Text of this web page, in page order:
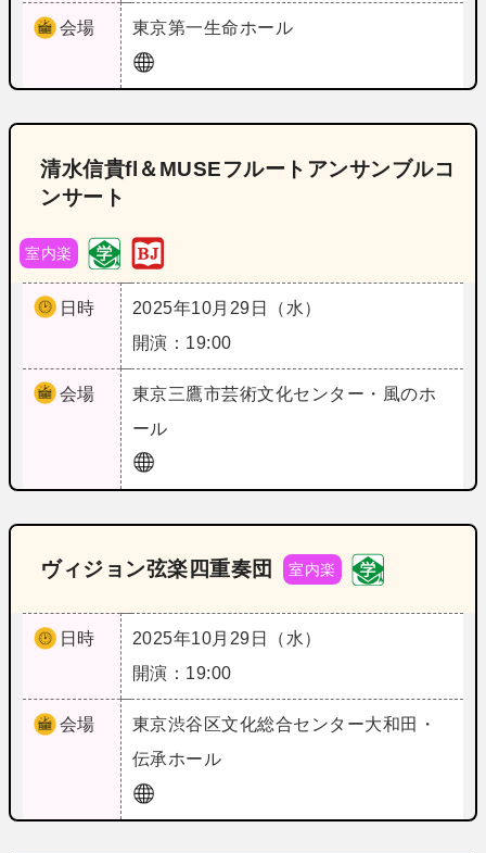
会場 東京第一生命ホール
清水信貴fl＆MUSEフルートアンサンブルコ
ンサート
室内楽
日時
2025年10月29日（水）
開演：19:00
会場 東京三鷹市芸術文化センター・風のホ
ール
ヴィジョン弦楽四重奏団 室内楽
日時
2025年10月29日（水）
開演：19:00
会場 東京渋谷区文化総合センター大和田・
伝承ホール